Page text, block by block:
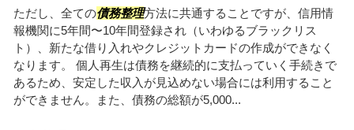
ただし、全ての債務整理方法に共通することですが、信用情
報機関に5年間〜10年間登録され（いわゆるブラックリス
ト）、新たな借り入れやクレジットカードの作成ができなく
なります。 個人再生は債務を継続的に支払っていく手続きで
あるため、安定した収入が見込めない場合には利用すること
ができません。また、債務の総額が5,000...